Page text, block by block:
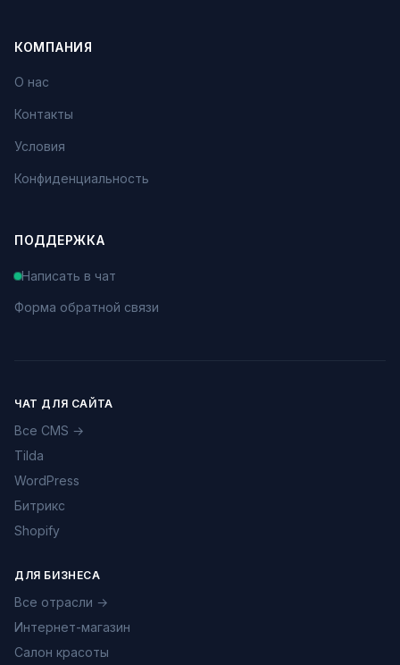
КОМПАНИЯ
О нас
Контакты
Условия
Конфиденциальность
ПОДДЕРЖКА
Написать в чат
Форма обратной связи
ЧАТ ДЛЯ САЙТА
Все CMS →
Tilda
WordPress
Битрикс
Shopify
ДЛЯ БИЗНЕСА
Все отрасли →
Интернет-магазин
Салон красоты